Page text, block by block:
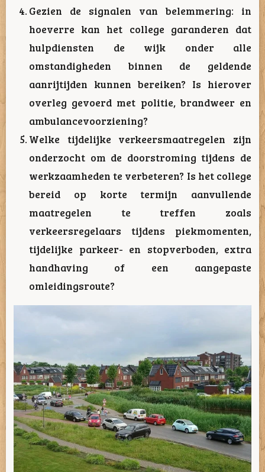
Gezien de signalen van belemmering: in
hoeverre kan het college garanderen dat
hulpdiensten de wijk onder alle
omstandigheden binnen de geldende
aanrijtijden kunnen bereiken? Is hierover
overleg gevoerd met politie, brandweer en
ambulancevoorziening?
Welke tijdelijke verkeersmaatregelen zijn
onderzocht om de doorstroming tijdens de
werkzaamheden te verbeteren? Is het college
bereid op korte termijn aanvullende
maatregelen te treffen zoals
verkeersregelaars tijdens piekmomenten,
tijdelijke parkeer- en stopverboden, extra
handhaving of een aangepaste
omleidingsroute?